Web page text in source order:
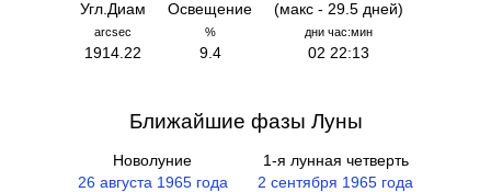
Угл.Диам
arcsec
1914.22
Освещение
%
9.4
(макс - 29.5 дней)
дни час:мин
02 22:13
Ближайшие фазы Луны
Новолуние
26 августа 1965 года
1-я лунная четверть
2 сентября 1965 года